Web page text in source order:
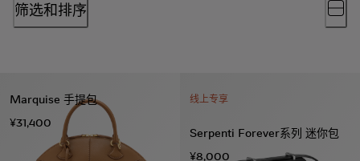
筛选和排序
Marquise 手提包
¥31,400
线上专享
Serpenti Forever系列 迷你包
¥8,000